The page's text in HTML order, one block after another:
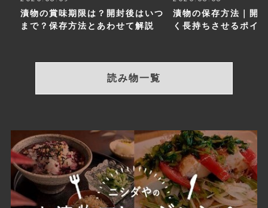
漬物の賞味期限は？開封後はいつ
まで？保存方法とあわせて解説
漬物の保存方法｜開
く長持ちさせるポイ
読み物一覧